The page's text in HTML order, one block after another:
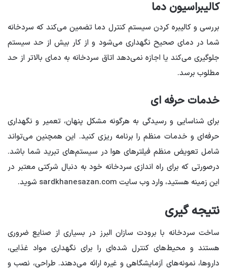
کالیبراسیون دما
بررسی و کالیبره کردن سیستم کنترل دما تضمین می‌کند که سردخانه
شما در دمای صحیح نگهداری می‌شود و از کار بیش از حد سیستم
جلوگیری می‌کند یا اجازه نمی‌دهد اتاق سردخانه به دمای بالاتر از حد
مطلوب برسد.
خدمات حرفه ای
برای شناسایی و رسیدگی به هرگونه مشکل پنهان، تعمیر و نگهداری
حرفه‌ای و خدمات منظم را برنامه ریزی کنید. این همچنین می‌تواند
شامل تعویض منظم فیلترهای هوا در سیستم‌های تبرید شما باشد.
درصورتی که برای راه اندازی سردخانه خود به دنبال شرکتی معتبر در
این زمینه هستید، وارد وب سایت sardkhanesazan.com شوید.
نتیجه گیری
ساخت سردخانه با برودت سازان البرز در بسیاری از صنایع ضروری
هستند و محیط‌های کنترل شده‌ای را برای نگهداری مواد غذایی،
داروها، نمونه‌های آزمایشگاهی و غیره ارائه می‌دهند. طراحی، نصب و